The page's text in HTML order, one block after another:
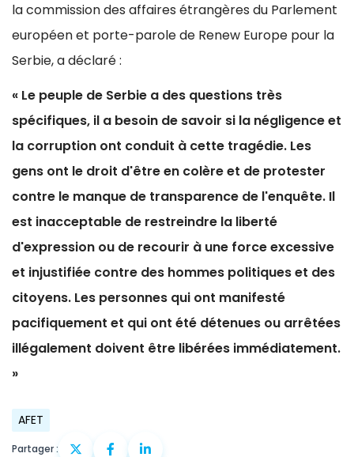
la commission des affaires étrangères du Parlement
européen et porte-parole de Renew Europe pour la
Serbie, a déclaré :
« Le peuple de Serbie a des questions très
spécifiques, il a besoin de savoir si la négligence et
la corruption ont conduit à cette tragédie. Les
gens ont le droit d'être en colère et de protester
contre le manque de transparence de l'enquête. Il
est inacceptable de restreindre la liberté
d'expression ou de recourir à une force excessive
et injustifiée contre des hommes politiques et des
citoyens. Les personnes qui ont manifesté
pacifiquement et qui ont été détenues ou arrêtées
illégalement doivent être libérées immédiatement.
»
AFET
Partager :